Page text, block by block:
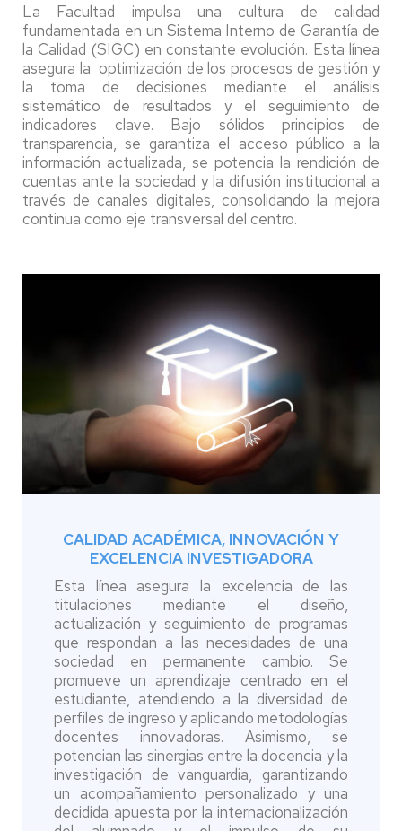
La Facultad impulsa una cultura de calidad
fundamentada en un Sistema Interno de Garantía de
la Calidad (SIGC) en constante evolución. Esta línea
asegura la optimización de los procesos de gestión y
la toma de decisiones mediante el análisis
sistemático de resultados y el seguimiento de
indicadores clave. Bajo sólidos principios de
transparencia, se garantiza el acceso público a la
información actualizada, se potencia la rendición de
cuentas ante la sociedad y la difusión institucional a
través de canales digitales, consolidando la mejora
continua como eje transversal del centro.
CALIDAD ACADÉMICA, INNOVACIÓN Y
EXCELENCIA INVESTIGADORA
Esta línea asegura la excelencia de las
titulaciones mediante el diseño,
actualización y seguimiento de programas
que respondan a las necesidades de una
sociedad en permanente cambio. Se
promueve un aprendizaje centrado en el
estudiante, atendiendo a la diversidad de
perfiles de ingreso y aplicando metodologías
docentes innovadoras. Asimismo, se
potencian las sinergias entre la docencia y la
investigación de vanguardia, garantizando
un acompañamiento personalizado y una
decidida apuesta por la internacionalización